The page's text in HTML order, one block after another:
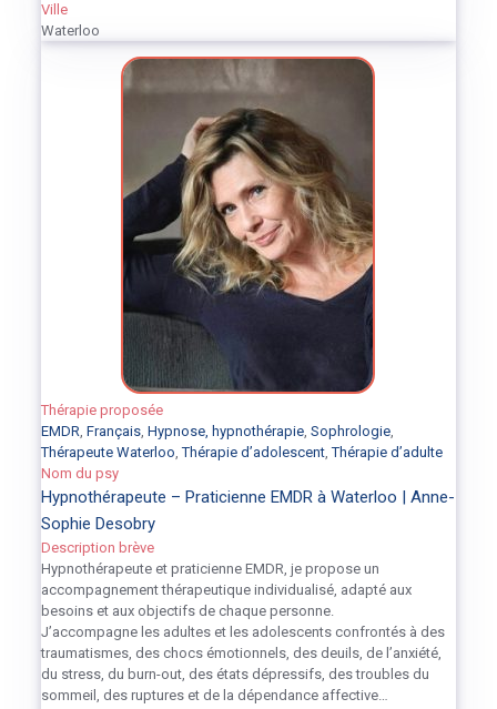
Ville
Waterloo
Nom du psy
Hypnothérapeute – Praticienne EMDR à Waterloo | Anne-
Sophie Desobry
Thérapie proposée
EMDR, Français, Hypnose, hypnothérapie, Sophrologie,
Thérapeute Waterloo,Thérapie d’adolescent,Thérapie d’adulte
Description brève
Hypnothérapeute et praticienne EMDR, je propose un
accompagnement thérapeutique individualisé, adapté aux
besoins et aux objectifs de chaque personne.
J’accompagne les adultes et les adolescents confrontés à des
traumatismes, des chocs émotionnels, des deuils, de l’anxiété,
du stress, du burn-out, des états dépressifs, des troubles du
sommeil, des ruptures et de la dépendance affective…